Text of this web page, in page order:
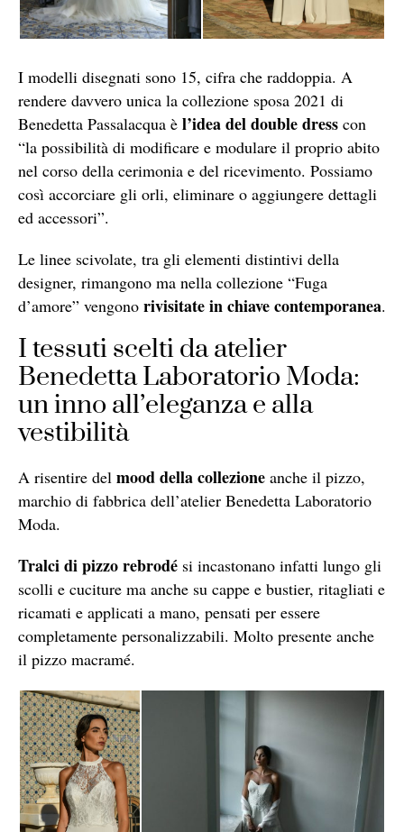
I modelli disegnati sono 15, cifra che raddoppia. A
rendere davvero unica la collezione sposa 2021 di
Benedetta Passalacqua è l’idea del double dress con
“la possibilità di modificare e modulare il proprio abito
nel corso della cerimonia e del ricevimento. Possiamo
così accorciare gli orli, eliminare o aggiungere dettagli
ed accessori”.
Le linee scivolate, tra gli elementi distintivi della
designer, rimangono ma nella collezione “Fuga
d’amore” vengono rivisitate in chiave contemporanea.
I tessuti scelti da atelier
Benedetta Laboratorio Moda:
un inno all’eleganza e alla
vestibilità
A risentire del mood della collezione anche il pizzo,
marchio di fabbrica dell’atelier Benedetta Laboratorio
Moda.
Tralci di pizzo rebrodé si incastonano infatti lungo gli
scolli e cuciture ma anche su cappe e bustier, ritagliati e
ricamati e applicati a mano, pensati per essere
completamente personalizzabili. Molto presente anche
il pizzo macramé.